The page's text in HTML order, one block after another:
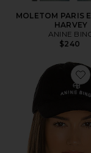
MOLETOM PARIS
HARVEY
ANINE
$240